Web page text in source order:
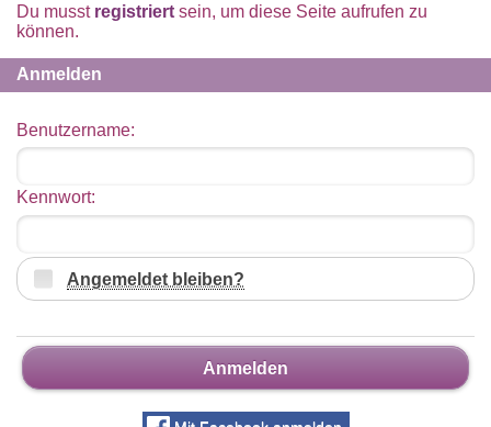
Du musst registriert sein, um diese Seite aufrufen zu
können.
Anmelden
Benutzername:
Kennwort:
Angemeldet bleiben?
Anmelden